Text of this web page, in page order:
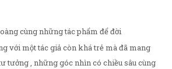
cùng những tác phẩm để đời
với một tác giả còn khá trẻ mà đã mang
tưởng , những góc nhìn có chiều sâu cùng